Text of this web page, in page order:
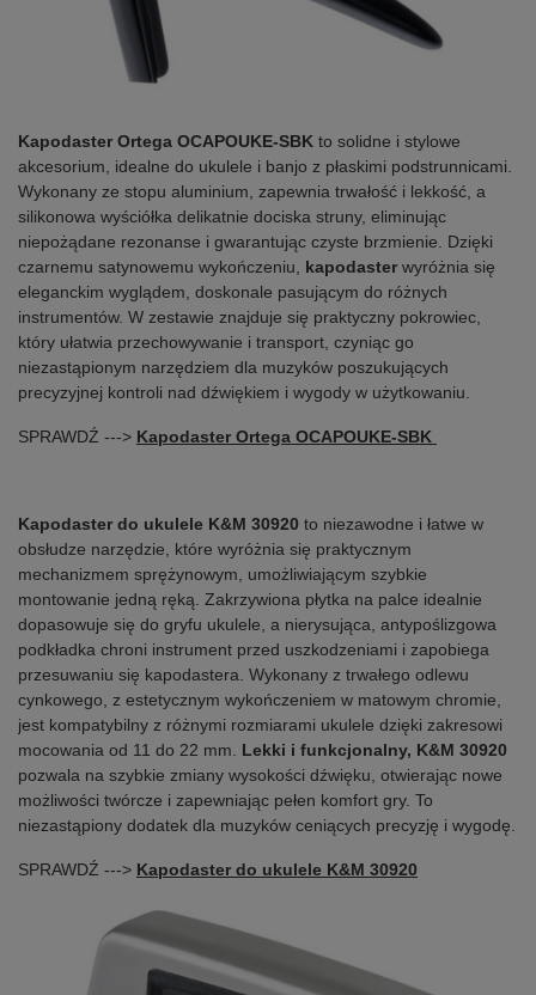
Kapodaster Ortega OCAPOUKE-SBK to solidne i stylowe
akcesorium, idealne do ukulele i banjo z płaskimi podstrunnicami.
Wykonany ze stopu aluminium, zapewnia trwałość i lekkość, a
silikonowa wyściółka delikatnie dociska struny, eliminując
niepożądane rezonanse i gwarantując czyste brzmienie. Dzięki
czarnemu satynowemu wykończeniu, kapodaster wyróżnia się
eleganckim wyglądem, doskonale pasującym do różnych
instrumentów. W zestawie znajduje się praktyczny pokrowiec,
który ułatwia przechowywanie i transport, czyniąc go
niezastąpionym narzędziem dla muzyków poszukujących
precyzyjnej kontroli nad dźwiękiem i wygody w użytkowaniu.
SPRAWDŹ ---> Kapodaster Ortega OCAPOUKE-SBK
Kapodaster do ukulele K&M 30920 to niezawodne i łatwe w
obsłudze narzędzie, które wyróżnia się praktycznym
mechanizmem sprężynowym, umożliwiającym szybkie
montowanie jedną ręką. Zakrzywiona płytka na palce idealnie
dopasowuje się do gryfu ukulele, a nierysująca, antypoślizgowa
podkładka chroni instrument przed uszkodzeniami i zapobiega
przesuwaniu się kapodastera. Wykonany z trwałego odlewu
cynkowego, z estetycznym wykończeniem w matowym chromie,
jest kompatybilny z różnymi rozmiarami ukulele dzięki zakresowi
mocowania od 11 do 22 mm. Lekki i funkcjonalny, K&M 30920
pozwala na szybkie zmiany wysokości dźwięku, otwierając nowe
możliwości twórcze i zapewniając pełen komfort gry. To
niezastąpiony dodatek dla muzyków ceniących precyzję i wygodę.
SPRAWDŹ ---> Kapodaster do ukulele K&M 30920